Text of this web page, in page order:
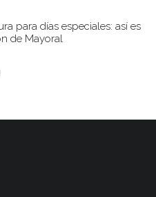
para días especiales: así es
de Mayoral